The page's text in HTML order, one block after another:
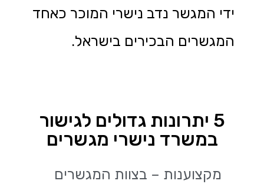
ידי המגשר נדב נישרי המוכר כאחד
המגשרים הבכירים בישראל.
5 יתרונות גדולים לגישור
במשרד נישרי מגשרים
מקצוענות – בצוות המגשרים